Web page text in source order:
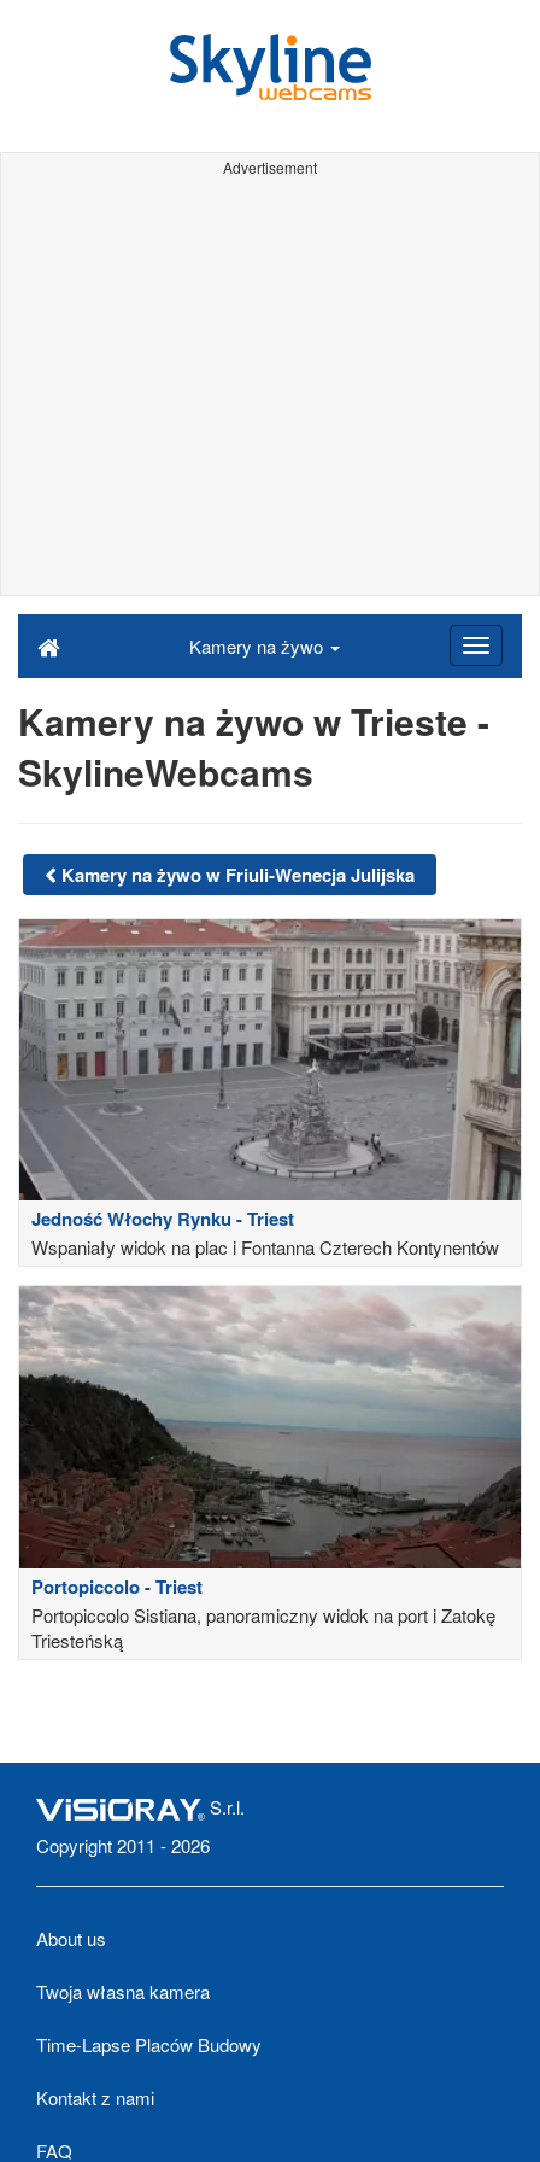
Advertisement
Kamery na żywo
Kamery na żywo w Trieste -
SkylineWebcams
Kamery na żywo w Friuli-Wenecja Julijska
Jedność Włochy Rynku - Triest
Wspaniały widok na plac i Fontanna Czterech Kontynentów
Portopiccolo - Triest
Portopiccolo Sistiana, panoramiczny widok na port i Zatokę
Triesteńską
S.r.l.
Copyright 2011 - 2026
About us
Twoja własna kamera
Time-Lapse Placów Budowy
Kontakt z nami
FAQ